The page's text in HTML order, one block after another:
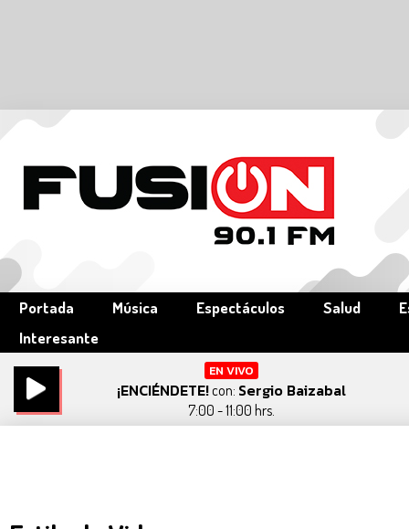
Portada Música Espectáculos Salud
Interesante
EN VIVO
¡ENCIÉNDETE!con: Sergio Baizabal
7:00 - 11:00 hrs.